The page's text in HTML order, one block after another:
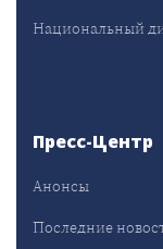
Национальный
Пресс-Центр
Анонсы
Последние